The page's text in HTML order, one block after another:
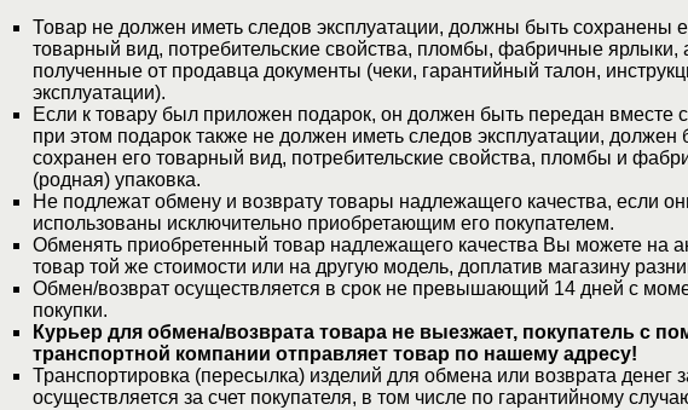
Товар не должен иметь следов эксплуатации, должны быть сохранены
товарный вид, потребительские свойства, пломбы, фабричные ярлыки,
полученные от продавца документы (чеки, гарантийный талон,
эксплуатации).
Если к товару был приложен подарок, он должен быть передан вместе
при этом подарок также не должен иметь следов эксплуатации, должен
сохранен его товарный вид, потребительские свойства, пломбы и
(родная) упаковка.
Не подлежат обмену и возврату товары надлежащего качества, если
использованы исключительно приобретающим его покупателем.
Обменять приобретенный товар надлежащего качества Вы можете на
товар той же стоимости или на другую модель, доплатив магазину
Обмен/возврат осуществляется в срок не превышающий 14 дней с
покупки.
Курьер для обмена/возврата товара не выезжает, покупатель с
транспортной компании отправляет товар по нашему адресу!
Транспортировка (пересылка) изделий для обмена или возврата денег
осуществляется за счет покупателя, в том числе по гарантийному